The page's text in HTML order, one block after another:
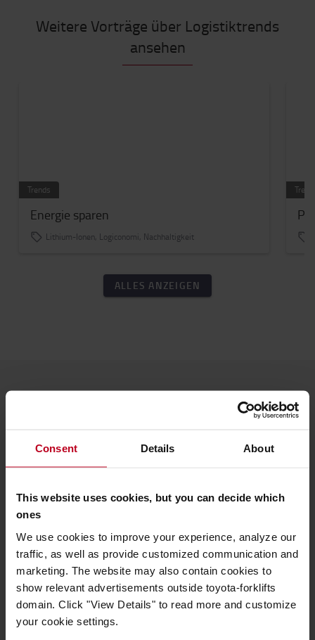
Consent Details About
This website uses cookies, but you can decide which
ones
We use cookies to improve your experience, analyze our
traffic, as well as provide customized communication and
marketing. The website may also contain cookies to
show relevant advertisements outside toyota-forklifts
domain. Click "View Details" to read more and customize
your cookie settings.
Weitere Vorträge über Logistiktrends
ansehen
Trends
Energie sparen
Lithium-Ionen, Logiconomi, Nachhaltigkeit
ALLES ANZEIGEN
Eine Denkweise, die Blau in Orange
Produkte. Und wenn das geschieht, werden unsere
Material Handling orange"-Produkten, die auf der
ganzen Welt bekannt und im Einsatz sind. Diese
Entwicklung stellt den Kern unseres Geschäfts dar -
unsere Fähigkeit, Ideen vom Reißbrett bis zu ihrer
endgültigen Umsetzung bei unseren Kunden zu
fördern und zu entwickeln.